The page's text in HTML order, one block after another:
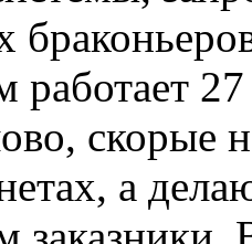
работает
скорые
а